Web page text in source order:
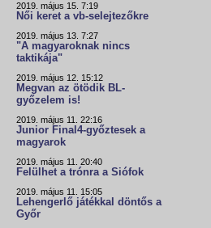
2019. május 15. 7:19
Női keret a vb-selejtezőkre
2019. május 13. 7:27
"A magyaroknak nincs
taktikája"
2019. május 12. 15:12
Megvan az ötödik BL-
győzelem is!
2019. május 11. 22:16
Junior Final4-győztesek a
magyarok
2019. május 11. 20:40
Felülhet a trónra a Siófok
2019. május 11. 15:05
Lehengerlő játékkal döntős a
Győr